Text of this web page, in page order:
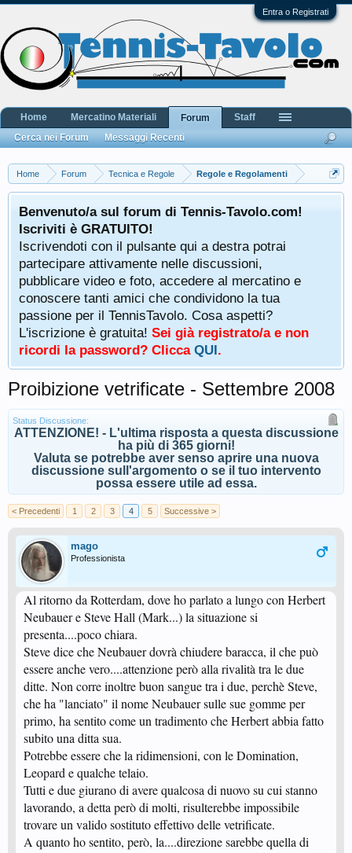
Entra o Registrati
Home Forum Tecnica e Regole Regole e Regolamenti
Benvenuto/a sul forum di Tennis-Tavolo.com!
Iscriviti è GRATUITO!
Iscrivendoti con il pulsante qui a destra potrai
partecipare attivamente nelle discussioni,
pubblicare video e foto, accedere al mercatino e
conoscere tanti amici che condividono la tua
passione per il TennisTavolo. Cosa aspetti?
L'iscrizione è gratuita! Sei già registrato/a e non
ricordi la password? Clicca QUI.
Proibizione vetrificate - Settembre 2008
Status Discussione:
ATTENZIONE! - L'ultima risposta a questa discussione
ha più di 365 giorni!
Valuta se potrebbe aver senso aprire una nuova
discussione sull'argomento o se il tuo intervento
possa essere utile ad essa.
< Precedenti 1 2 3 4 5 Successive >
mago
Professionista
Al ritorno da Rotterdam, dove ho parlato a lungo con Herbert
Neubauer e Steve Hall (Mark...) la situazione si
presenta....poco chiara.
Steve dice che Neubauer dovrà chiudere baracca, il che può
essere anche vero....attenzione però alla rivalità tra le due
ditte. Non corre inoltre buon sangue tra i due, perchè Steve,
che ha "lanciato" il nome Neubauer sulle sue gomme per
primo, ha sentito come un tradimento che Herbert abbia fatto
subito una ditta sua.
Potrebbe essere che la ridimensioni, con le Domination,
Leopard e qualche telaio.
Tutti e due giurano di avere qualcosa di nuovo su cui stanno
lavorando, a detta però di molti, risulterebbe impossibile
trovare un valido sostituto effettivo delle vetrificate.
A quanto ho sentito, però, la....direzione sarebbe quella di
Home Mercatino Materiali
Forum
Cerca nei Forum
Messaggi Recenti
Staff